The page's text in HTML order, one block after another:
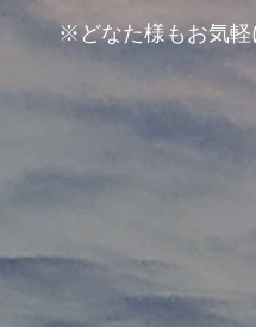
※どなた様もお気軽